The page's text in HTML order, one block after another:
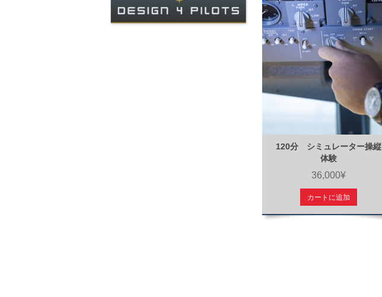
120分 シミュレーター操縦
体験
36,000¥
カートに追加